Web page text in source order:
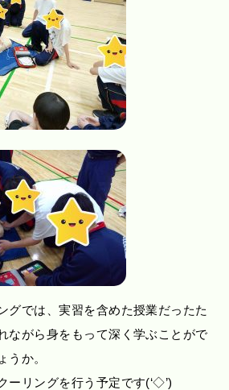
グでは、実習を含めた授業だったた
ながら身をもって深く学ぶことがで
うか。
ーリングを行う予定です(‘◇’)ゞ